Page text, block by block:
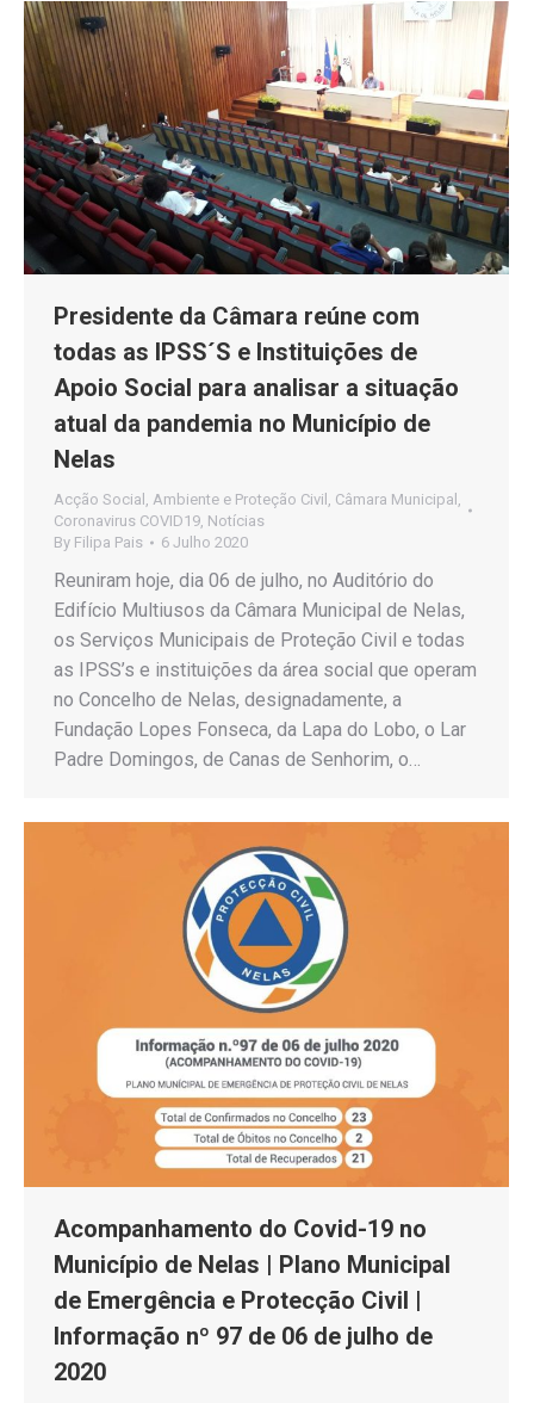
Presidente da Câmara reúne com
todas as IPSS´S e Instituições de
Apoio Social para analisar a situação
atual da pandemia no Município de
Nelas
Acção Social , Ambiente e Proteção Civil , Câmara Municipal ,
Coronavirus COVID19, Notícias
By Filipa Pais 6 Julho 2020
Reuniram hoje, dia 06 de julho, no Auditório do
Edifício Multiusos da Câmara Municipal de Nelas,
os Serviços Municipais de Proteção Civil e todas
as IPSS’s e instituições da área social que operam
no Concelho de Nelas, designadamente, a
Fundação Lopes Fonseca, da Lapa do Lobo, o Lar
Padre Domingos, de Canas de Senhorim, o…
Acompanhamento do Covid-19 no
Município de Nelas | Plano Municipal
de Emergência e Protecção Civil |
Informação nº 97 de 06 de julho de
2020